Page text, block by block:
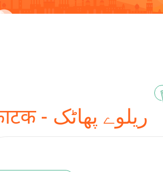
रेलवे-फाटक - ریلوے پھاٹک